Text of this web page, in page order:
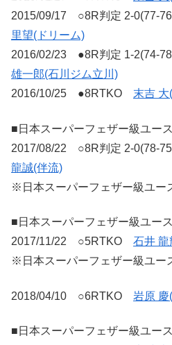
2015/09/17 ○8R判定 2-0(77-
里望(ドリーム)
2016/02/23 ●8R判定 1-2(74-
雄一郎(石川ジム立川)
2016/10/25 ●8RTKO 末吉 大
■日本スーパーフェザー級ユー
2017/08/22 ○8R判定 2-0(78-
龍誠(伴流)
※日本スーパーフェザー級ユー
■日本スーパーフェザー級ユー
2017/11/22 ○5RTKO 石井 龍
※日本スーパーフェザー級ユ
2018/04/10 ○6RTKO 岩原 慶
■日本スーパーフェザー級ユー